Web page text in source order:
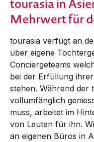
tourasia in
Mehrwert für
tourasia verfügt an
über eigene
Conciergeteams
bei der Erfüllung
stehen. Während der
vollumfänglich
muss, arbeitet im
von Leuten für ihn.
an eigenen Büros in